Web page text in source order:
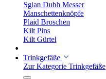
Sgian Dubh Messer
Manschettenknöpfe
Plaid Broschen
Kilt Pins
Kilt Gürtel
Trinkgefäße
Zur Kategorie Trinkgefäße